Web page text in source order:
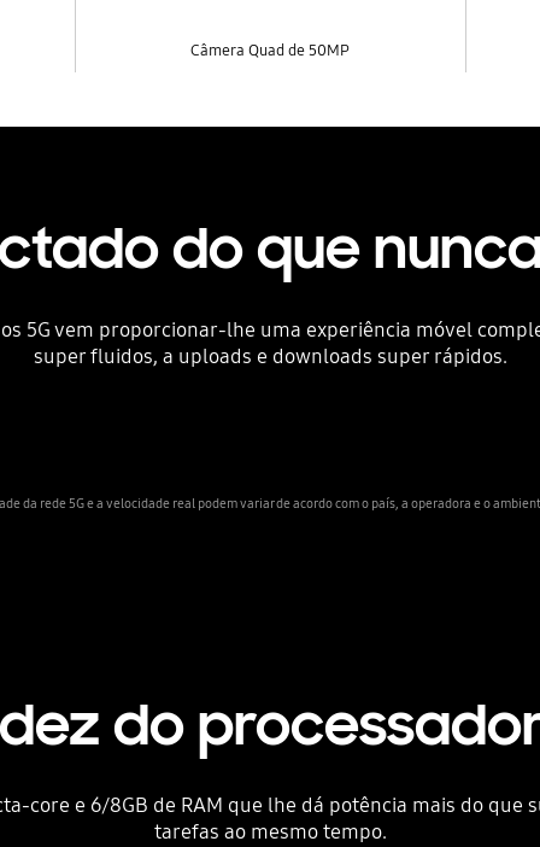
Câmera Quad de 50MP
do que
5G vem proporcionar-lhe uma experiência móvel
super fluidos, a uploads e downloads super rápidos.
da rede 5G e a velocidade real podem variar de acordo com o país, a operadora e o
do
core e 6/8GB de RAM que lhe dá potência mais do
tarefas ao mesmo tempo.